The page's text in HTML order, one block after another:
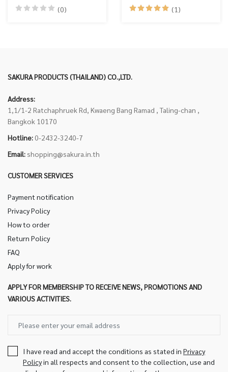
(0)
(1)
SAKURA PRODUCTS (THAILAND) CO.,LTD.
Address:
1,1/1-2 Ratchaphruek Rd, Kwaeng Bang Ramad , Taling-chan ,
Bangkok 10170
Hotline: 0-2432-3240-7
Email: shopping@sakura.in.th
CUSTOMER SERVICES
Payment notification
Privacy Policy
How to order
Return Policy
FAQ
Apply for work
APPLY FOR MEMBERSHIP TO RECEIVE NEWS, PROMOTIONS AND
VARIOUS ACTIVITIES.
I have read and accept the conditions as stated in Privacy
Policyin all respects and consent to the collection, use and